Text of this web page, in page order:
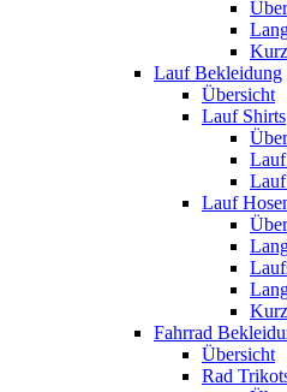
Lauf Bekleidung
Übersicht
Lauf Shirts
Lauf
Lauf
Fahrrad
Übersicht
Rad